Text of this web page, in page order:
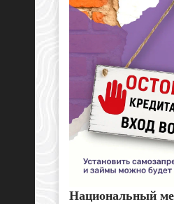
Национальный